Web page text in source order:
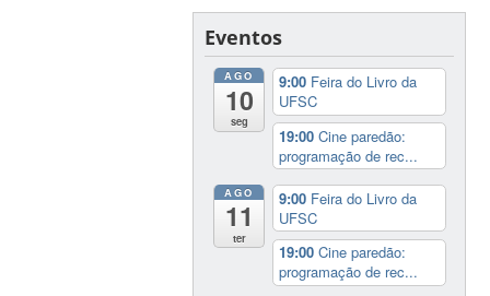
Eventos
AGO
10
seg
9:00 Feira do Livro da
UFSC
19:00Cine paredão:
programação de rec...
AGO
11
ter
9:00 Feira do Livro da
UFSC
19:00Cine paredão:
programação de rec...